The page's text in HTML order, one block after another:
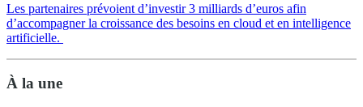
Les partenaires prévoient d’investir 3 milliards d’euros afin
d’accompagner la croissance des besoins en cloud et en intelligence
artificielle.
À la une